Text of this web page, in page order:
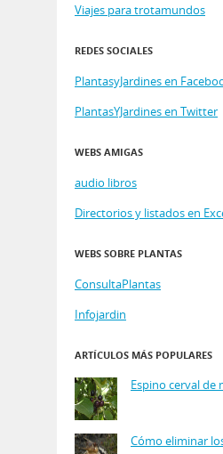
Viajes para trotamundos
REDES SOCIALES
PlantasyJardines en
PlantasYJardines en Twitter
WEBS AMIGAS
audio libros
Directorios y listados en
WEBS SOBRE PLANTAS
ConsultaPlantas
Infojardin
ARTÍCULOS MÁS POPULARES
Espino cerval de
Cómo eliminar